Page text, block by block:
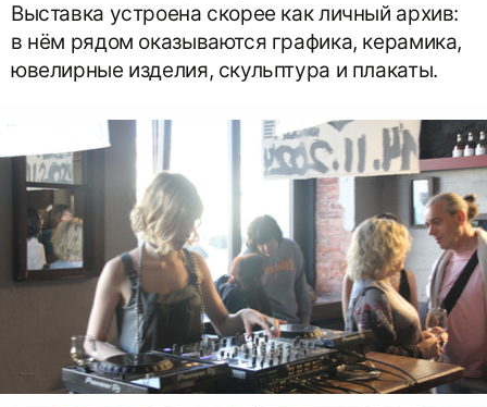
Выставка устроена скорее как личный архив:
в нём рядом оказываются графика, керамика,
ювелирные изделия, скульптура и плакаты.